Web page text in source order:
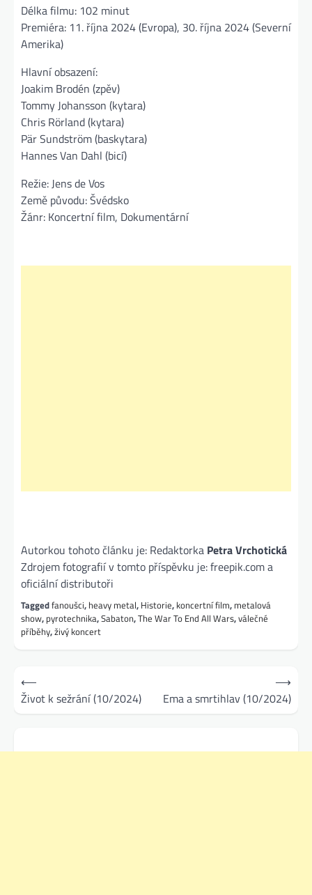
Délka filmu: 102 minut
Premiéra: 11. října 2024 (Evropa), 30. října 2024 (Severní
Amerika)
Hlavní obsazení:
Joakim Brodén (zpěv)
Tommy Johansson (kytara)
Chris Rörland (kytara)
Pär Sundström (baskytara)
Hannes Van Dahl (bicí)
Režie: Jens de Vos
Země původu: Švédsko
Žánr: Koncertní film, Dokumentární
Autorkou tohoto článku je: Redaktorka Petra Vrchotická
Zdrojem fotografií v tomto příspěvku je: freepik.com a
oficiální distributoři
Taggedfanoušci, heavy metal, Historie, koncertní film, metalová
show, pyrotechnika,Sabaton,The War To End All Wars,válečné
příběhy,živý koncert
Navigace
pro
příspěvek
⟵
Život k sežrání (10/2024)
Ema a smrtihlav (10/2024)
⟶